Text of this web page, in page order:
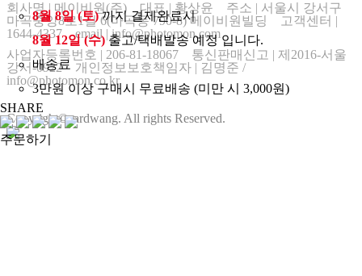
8월 8일 (토)까지 결제완료시
8월 12일 (수)출고/택배발송 예정 입니다.
배송료
3만원 이상 구매시 무료배송 (미만 시 3,000원)
SHARE
주문하기
회사명| 메이비원(주) 대표| 황상윤 주소 | 서울시 강서구
마곡중앙8로1길 6(마곡동 790-8) 메이비원빌딩 고객센터 |
1644-4337 email |info@photomon.com
사업자등록번호 | 206-81-18067 통신판매신고 | 제2016-서울
강서-0922 개인정보보호책임자 | 김명준 /
info@photomon.co.kr
Copyright©cardwang. All rights Reserved.